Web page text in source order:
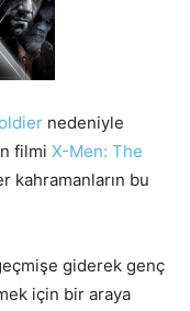
nedeniyle
filmi X-Men: The
kahramanların bu
giderek genç
için bir araya